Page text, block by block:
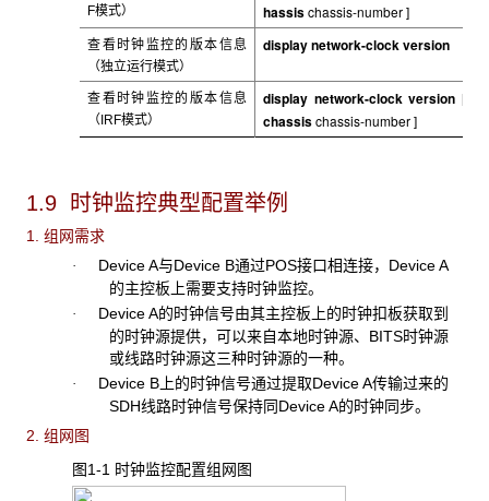
F模式）
hassischassis-number ]
查看时钟监控的版本信息
（独立运行模式）
display network-clock version
查看时钟监控的版本信息
（IRF模式）
display network-clock version
chassischassis-number ]
1.9 时钟监控典型配置举例
1. 组网需求
· Device A与Device B通过POS接口相连接，Device A
的主控板上需要支持时钟监控。
· Device A的时钟信号由其主控板上的时钟扣板获取到
的时钟源提供，可以来自本地时钟源、BITS时钟源
或线路时钟源这三种时钟源的一种。
· Device B上的时钟信号通过提取Device A传输过来的
SDH线路时钟信号保持同Device A的时钟同步。
2. 组网图
图1-1 时钟监控配置组网图